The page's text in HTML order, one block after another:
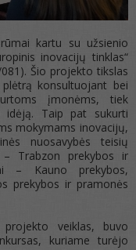
kartu su užsienio
inovacijų tinklas“
Šio projekto tikslas
konsultuojant bei
įmonėms, tiek
idėją. Taip pat sukurti
mokymams inovacijų,
nuosavybės teisių
Trabzon prekybos ir
– Kauno prekybos,
prekybos ir pramonės
veiklas, buvo
kuriame turėjo